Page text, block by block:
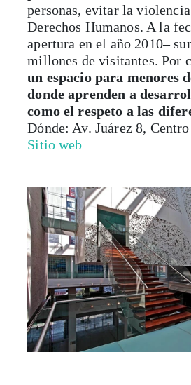
personas, evitar la
Derechos Humanos. A la
apertura en el año 2010–
millones de visitantes. Por
un espacio para menores
donde aprenden a
como el respeto a las
Dónde: Av. Juárez 8, Centro
Sitio web